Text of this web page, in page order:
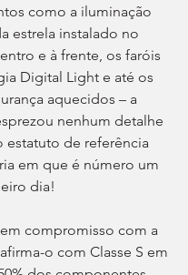
como a iluminação
estrela instalado no
e à frente, os faróis
Digital Light e até os
aquecidos – a
nenhum detalhe
estatuto de referência
em que é número um
dia!
compromisso com a
o com Classe S em